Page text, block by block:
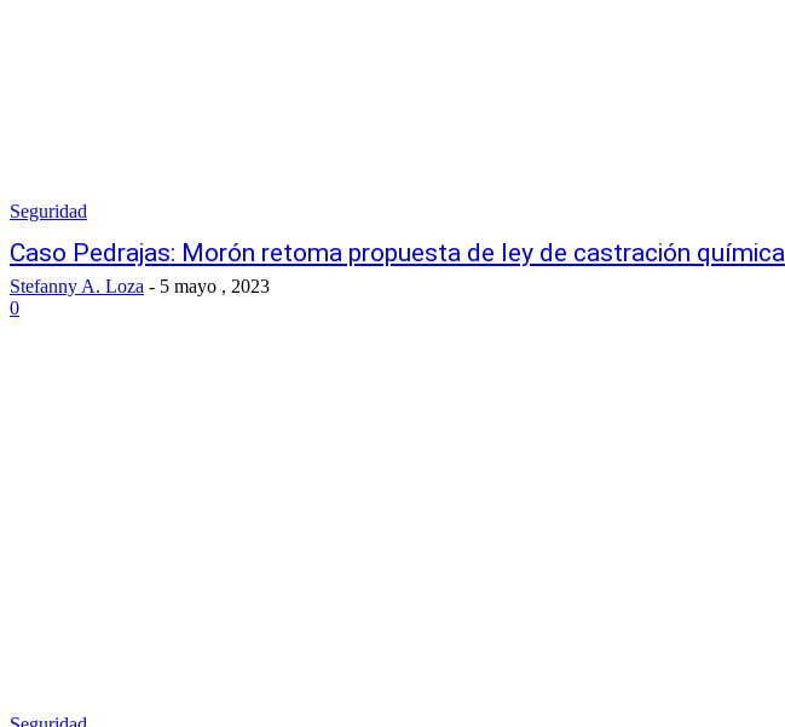
Seguridad
Caso Pedrajas: Morón retoma propuesta de ley de castración química
Stefanny A. Loza - 5 mayo , 2023
0